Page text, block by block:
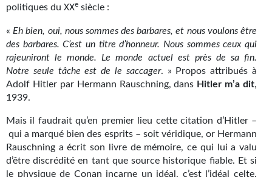
politiques du XXe siècle :
« Eh bien, oui, nous sommes des barbares, et nous voulons être
des barbares. C’est un titre d’honneur. Nous sommes ceux qui
rajeuniront le monde. Le monde actuel est près de sa fin.
Notre seule tâche est de le saccager. » Propos attribués à
Adolf Hitler par Hermann Rauschning, dans Hitler m’a dit,
1939.
Mais il faudrait qu’en premier lieu cette citation d’Hitler –
qui a marqué bien des esprits – soit véridique, or Hermann
Rauschning a écrit son livre de mémoire, ce qui lui a valu
d’être discrédité en tant que source historique fiable. Et si
le physique de Conan incarne un idéal, c’est l’idéal celte,